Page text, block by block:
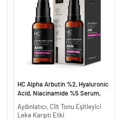
HC Alpha Arbutin %2, Hyaluronic
Acid, Niacinamide %5 Serum,
ml.
Aydınlatıcı, Cilt Tonu Eşitleyici
Leke Karşıtı Etki